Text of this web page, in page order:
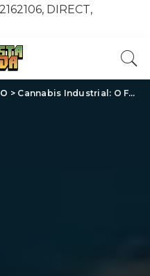
DIRECT,
> Cannabis Industrial: O Futuro Sustentável que Está Moldando Diversas Indústrias